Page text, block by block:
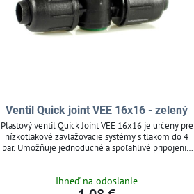
Ventil Quick joint VEE 16x16 - zelený
Plastový ventil Quick Joint VEE 16x16 je určený pre
nízkotlakové zavlažovacie systémy s tlakom do 4
bar. Umožňuje jednoduché a spoľahlivé pripojenie
odolný voči UV žiareniu a chemikáliám, s presným
Ihneď na odoslanie